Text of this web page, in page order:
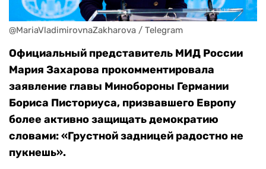
@MariaVladimirovnaZakharova / Telegram
Официальный представитель МИД России
Мария Захарова прокомментировала
заявление главы Минобороны Германии
Бориса Писториуса, призвавшего Европу
более активно защищать демократию
словами: «Грустной задницей радостно не
пукнешь».